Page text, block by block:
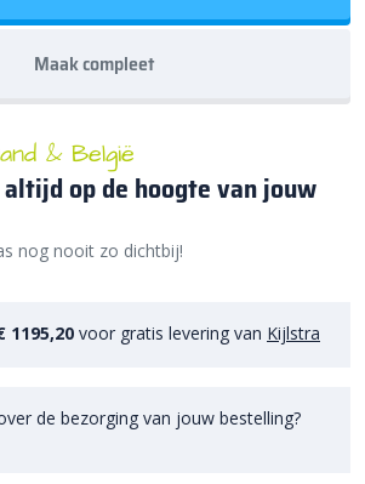
Maak compleet
& België
op de hoogte van jouw
nog nooit zo dichtbij!
1195,20 voor gratis levering van Kijlstra
de bezorging van jouw bestelling?